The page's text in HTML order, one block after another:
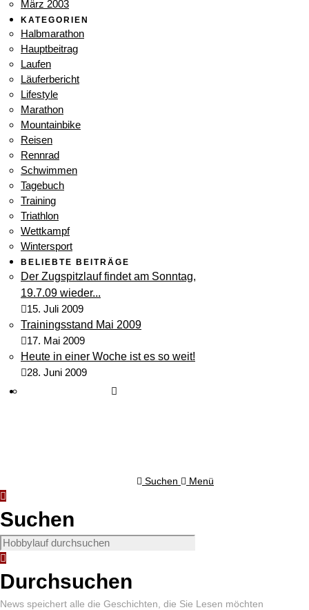
März 2003
KATEGORIEN
Halbmarathon
Hauptbeitrag
Laufen
Läuferbericht
Lifestyle
Marathon
Mountainbike
Reisen
Rennrad
Schwimmen
Tagebuch
Training
Triathlon
Wettkampf
Wintersport
BELIEBTE BEITRÄGE
Der Zugspitzlauf findet am Sonntag,
19.7.09 wieder...
15. Juli 2009
Trainingsstand Mai 2009
17. Mai 2009
Heute in einer Woche ist es so weit!
28. Juni 2009
Suchen Menü
Suchen
Durchsuchen
News speichert alle die Geschichten, die Sie Lesen möchten